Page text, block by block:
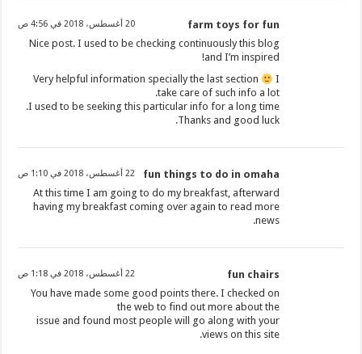
farm toys for fun 20 أغسطس، 2018 في 4:56 ص
Nice post. I used to be checking continuously this blog
and I’m inspired!
Very helpful information specially the last section
I
take care of such info a lot.
I used to be seeking this particular info for a long time.
Thanks and good luck.
fun things to do in omaha 22 أغسطس، 2018 في 1:10 ص
At this time I am going to do my breakfast, afterward
having my breakfast coming over again to read more
news.
fun chairs 22 أغسطس، 2018 في 1:18 ص
You have made some good points there. I checked on
the web to find out more about the
issue and found most people will go along with your
views on this site.